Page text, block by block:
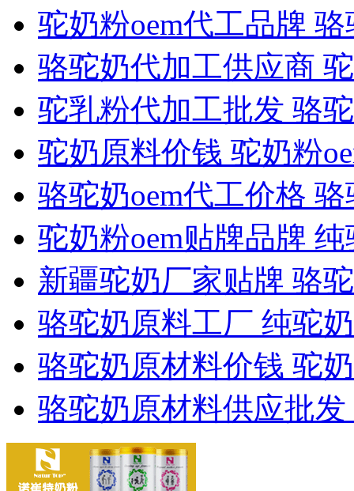
驼奶粉oem代工品牌
骆驼奶代加工供应商
驼乳粉代加工批发 骆
驼奶原料价钱 驼奶粉
骆驼奶oem代工价格
驼奶粉oem贴牌品牌
新疆驼奶厂家贴牌 骆
骆驼奶原料工厂 纯驼
骆驼奶原材料价钱 驼
骆驼奶原材料供应批发